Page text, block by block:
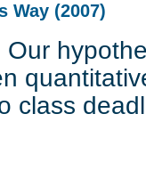
Way (2007)
class